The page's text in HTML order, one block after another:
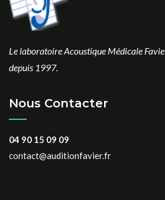
Le laboratoire Acoustique Médicale
depuis 1997.
Nous Contacter
04 90 15 09 09
contact@auditionfavier.fr